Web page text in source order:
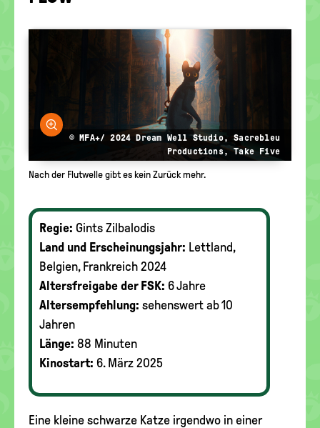
Bild vergrößern
© MFA+/ 2024 Dream Well Studio, Sacrebleu
Productions, Take Five
Nach der Flutwelle gibt es kein Zurück mehr.
Regie: Gints Zilbalodis
Land und Erscheinungsjahr: Lettland,
Belgien, Frankreich 2024
Altersfreigabe der FSK: 6 Jahre
Altersempfehlung: sehenswert ab 10
Jahren
Länge: 88 Minuten
Kinostart: 6. März 2025
Eine kleine schwarze Katze irgendwo in einer